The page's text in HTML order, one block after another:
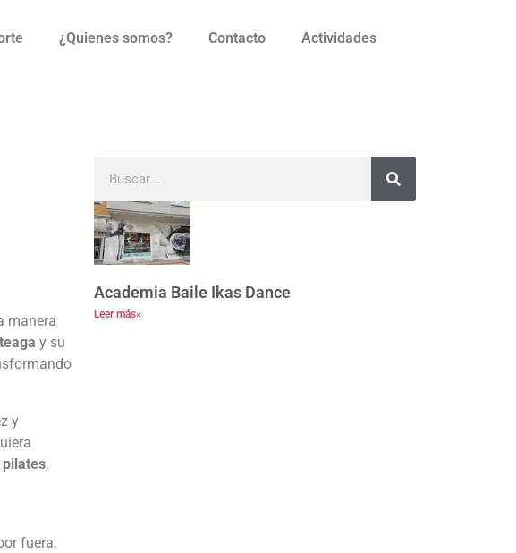
¿Quienes somos? Contacto Actividades
manera
y su
y
pilates,
fuera.
Academia Baile Ikas Dance
Leer más»